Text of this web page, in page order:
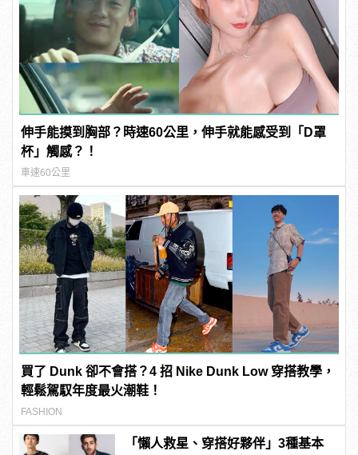
伸手能摸到胸部？時速60公里，伸手就能感受到「D罩
杯」觸感？！
車速60公里
買了 Dunk 卻不會搭？4 招 Nike Dunk Low 穿搭教學，
輕鬆駕馭年度最火潮鞋！
FASHION
「懶人救星、穿搭好夥伴」3種基本